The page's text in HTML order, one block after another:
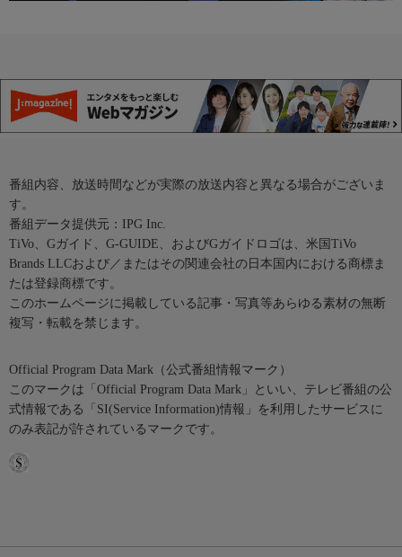
番組内容、放送時間などが実際の放送内容と異なる場合がございま
す。
番組データ提供元：IPG Inc.
TiVo、Gガイド、G-GUIDE、およびGガイドロゴは、米国TiVo
Brands LLCおよび／またはその関連会社の日本国内における商標ま
たは登録商標です。
このホームページに掲載している記事・写真等あらゆる素材の無断
複写・転載を禁じます。
Official Program Data Mark（公式番組情報マーク）
このマークは「Official Program Data Mark」といい、テレビ番組の公
式情報である「SI(Service Information)情報」を利用したサービスに
のみ表記が許されているマークです。